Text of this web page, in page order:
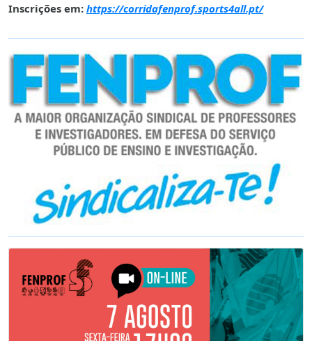
Inscrições em: https://corridafenprof.sports4all.pt/